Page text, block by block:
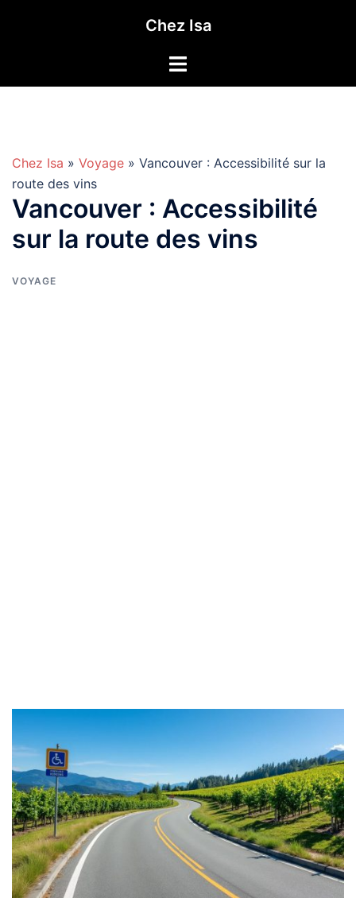
Chez Isa
Chez Isa » Voyage » Vancouver : Accessibilité sur la
route des vins
Vancouver : Accessibilité
sur la route des vins
VOYAGE